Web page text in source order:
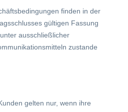
finden in der
gültigen Fassung
ausschließlicher
zustande
gelten nur, wenn ihre